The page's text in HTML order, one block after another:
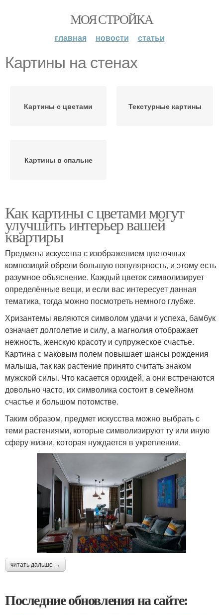
МОЯ СТРОЙКА
главная новости статьи
Картины на стенах
Картины с цветами Текстурные картины
Картины в спальне
Как картины с цветами могут
улучшить интерьер вашей
квартиры
Предметы искусства с изображением цветочных
композиций обрели большую популярность, и этому есть
разумное объяснение. Каждый цветок символизирует
определённые вещи, и если вас интересует данная
тематика, тогда можно посмотреть немного глубже.
Хризантемы являются символом удачи и успеха, бамбук
означает долголетие и силу, а магнолия отображает
нежность, женскую красоту и супружеское счастье.
Картина с маковым полем повышает шансы рождения
малыша, так как растение принято считать знаком
мужской силы. Что касается орхидей, а они встречаются
довольно часто, их символика состоит в семейном
счастье и большом потомстве.
Таким образом, предмет искусства можно выбрать с
теми растениями, которые символизируют ту или иную
сферу жизни, которая нуждается в укреплении.
читать дальше →
Последние обновления на сайте: